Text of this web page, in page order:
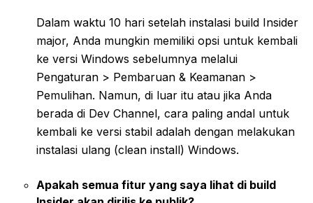
Dalam waktu 10 hari setelah instalasi build Insider
major, Anda mungkin memiliki opsi untuk kembali
ke versi Windows sebelumnya melalui
Pengaturan > Pembaruan & Keamanan >
Pemulihan. Namun, di luar itu atau jika Anda
berada di Dev Channel, cara paling andal untuk
kembali ke versi stabil adalah dengan melakukan
instalasi ulang (clean install) Windows.
Apakah semua fitur yang saya lihat di build